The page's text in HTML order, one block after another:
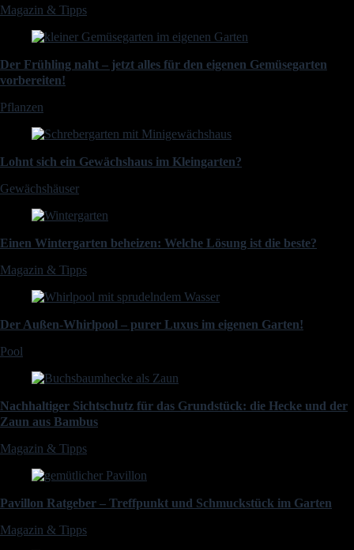
Magazin & Tipps
Der Frühling naht – jetzt alles für den eigenen Gemüsegarten
vorbereiten!
Pflanzen
Lohnt sich ein Gewächshaus im Kleingarten?
Gewächshäuser
Einen Wintergarten beheizen: Welche Lösung ist die beste?
Magazin & Tipps
Der Außen-Whirlpool – purer Luxus im eigenen Garten!
Pool
Nachhaltiger Sichtschutz für das Grundstück: die Hecke und der
Zaun aus Bambus
Magazin & Tipps
Pavillon Ratgeber – Treffpunkt und Schmuckstück im Garten
Magazin & Tipps